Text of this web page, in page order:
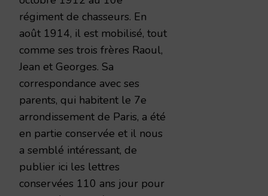
régiment de chasseurs. En
août 1914, il est mobilisé, tout
comme ses trois frères Raoul,
Jean et Georges. Sa
correspondance avec ses
parents, qui habitent le 7e
arrondissement de Paris, a été
en partie conservée et il nous
a semblé intéressant, de
publier ici les lettres
conservées 110 ans jour pour